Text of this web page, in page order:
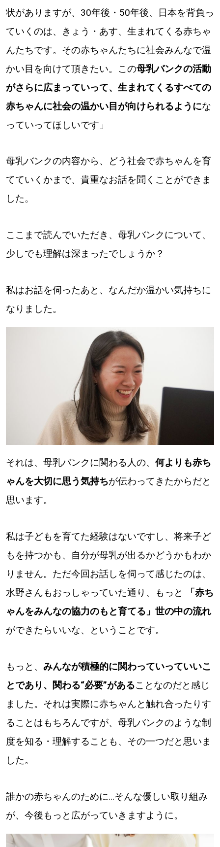
状がありますが、30年後・50年後、日本を背負っ
ていくのは、きょう・あす、生まれてくる赤ちゃ
んたちです。その赤ちゃんたちに社会みんなで温
かい目を向けて頂きたい。この母乳バンクの活動
がさらに広まっていって、生まれてくるすべての
赤ちゃんに社会の温かい目が向けられるようにな
っていってほしいです」
母乳バンクの内容から、どう社会で赤ちゃんを育
てていくかまで、貴重なお話を聞くことができま
した。
ここまで読んでいただき、母乳バンクについて、
少しでも理解は深まったでしょうか？
私はお話を伺ったあと、なんだか温かい気持ちに
なりました。
それは、母乳バンクに関わる人の、 何よりも赤ち
ゃんを大切に思う気持ちが伝わってきたからだと
思います。
私は子どもを育てた経験はないですし、将来子ど
もを持つかも、自分が母乳が出るかどうかもわか
りません。ただ今回お話しを伺って感じたのは、
水野さんもおっしゃっていた通り、もっと
「赤ち
ゃんをみんなの協力のもと育てる」世の中の流れ
ができたらいいな、ということです。
もっと、 みんなが積極的に関わっていっていいこ
とであり、関わる“必要”があることなのだと感じ
ました。それは実際に赤ちゃんと触れ合ったりす
ることはもちろんですが、母乳バンクのような制
度を知る・理解することも、その一つだと思いま
した。
誰かの赤ちゃんのために…そんな優しい取り組み
が、今後もっと広がっていきますように。